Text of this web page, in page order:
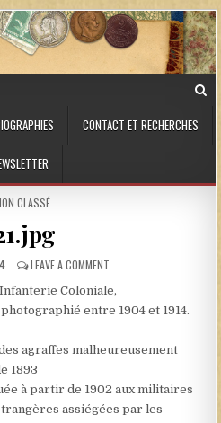
CONTACT ET RECHERCHES
IN
CLASSÉ
LEAVE A COMMENTON 521.JPG
Coloniale,
photographié entre 1904 et 1914.
agraffes malheureusement
1893
à partir de 1902 aux militaires
assiégées par les